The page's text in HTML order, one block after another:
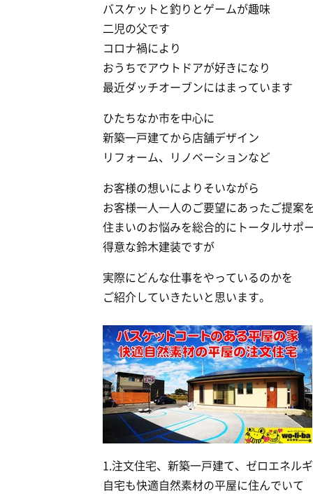
バスケットと釣りとゲームが趣味
二児の父です
コロナ禍により
おうちでアウトドアが好きになり
最近ダッチオーブンにはまっています
ひたちなか市を中心に
新築一戸建てから店舗デザイン
リフォーム、リノベーションなど
お客様の想いによりそいながら
お客様一人一人のご要望にあったご提案
住まいのお悩みを総合的にトータルサポ
得意な鈴木建装ですが
実際にどんな仕事をやっているのかを
ご紹介していきたいと思います。
1.注文住宅、新築一戸建て、ゼロエネル
自宅も快適自然素材の平屋に住んでいて